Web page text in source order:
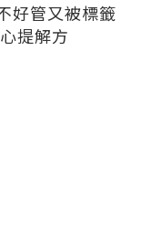
好管又被標籤
提解方